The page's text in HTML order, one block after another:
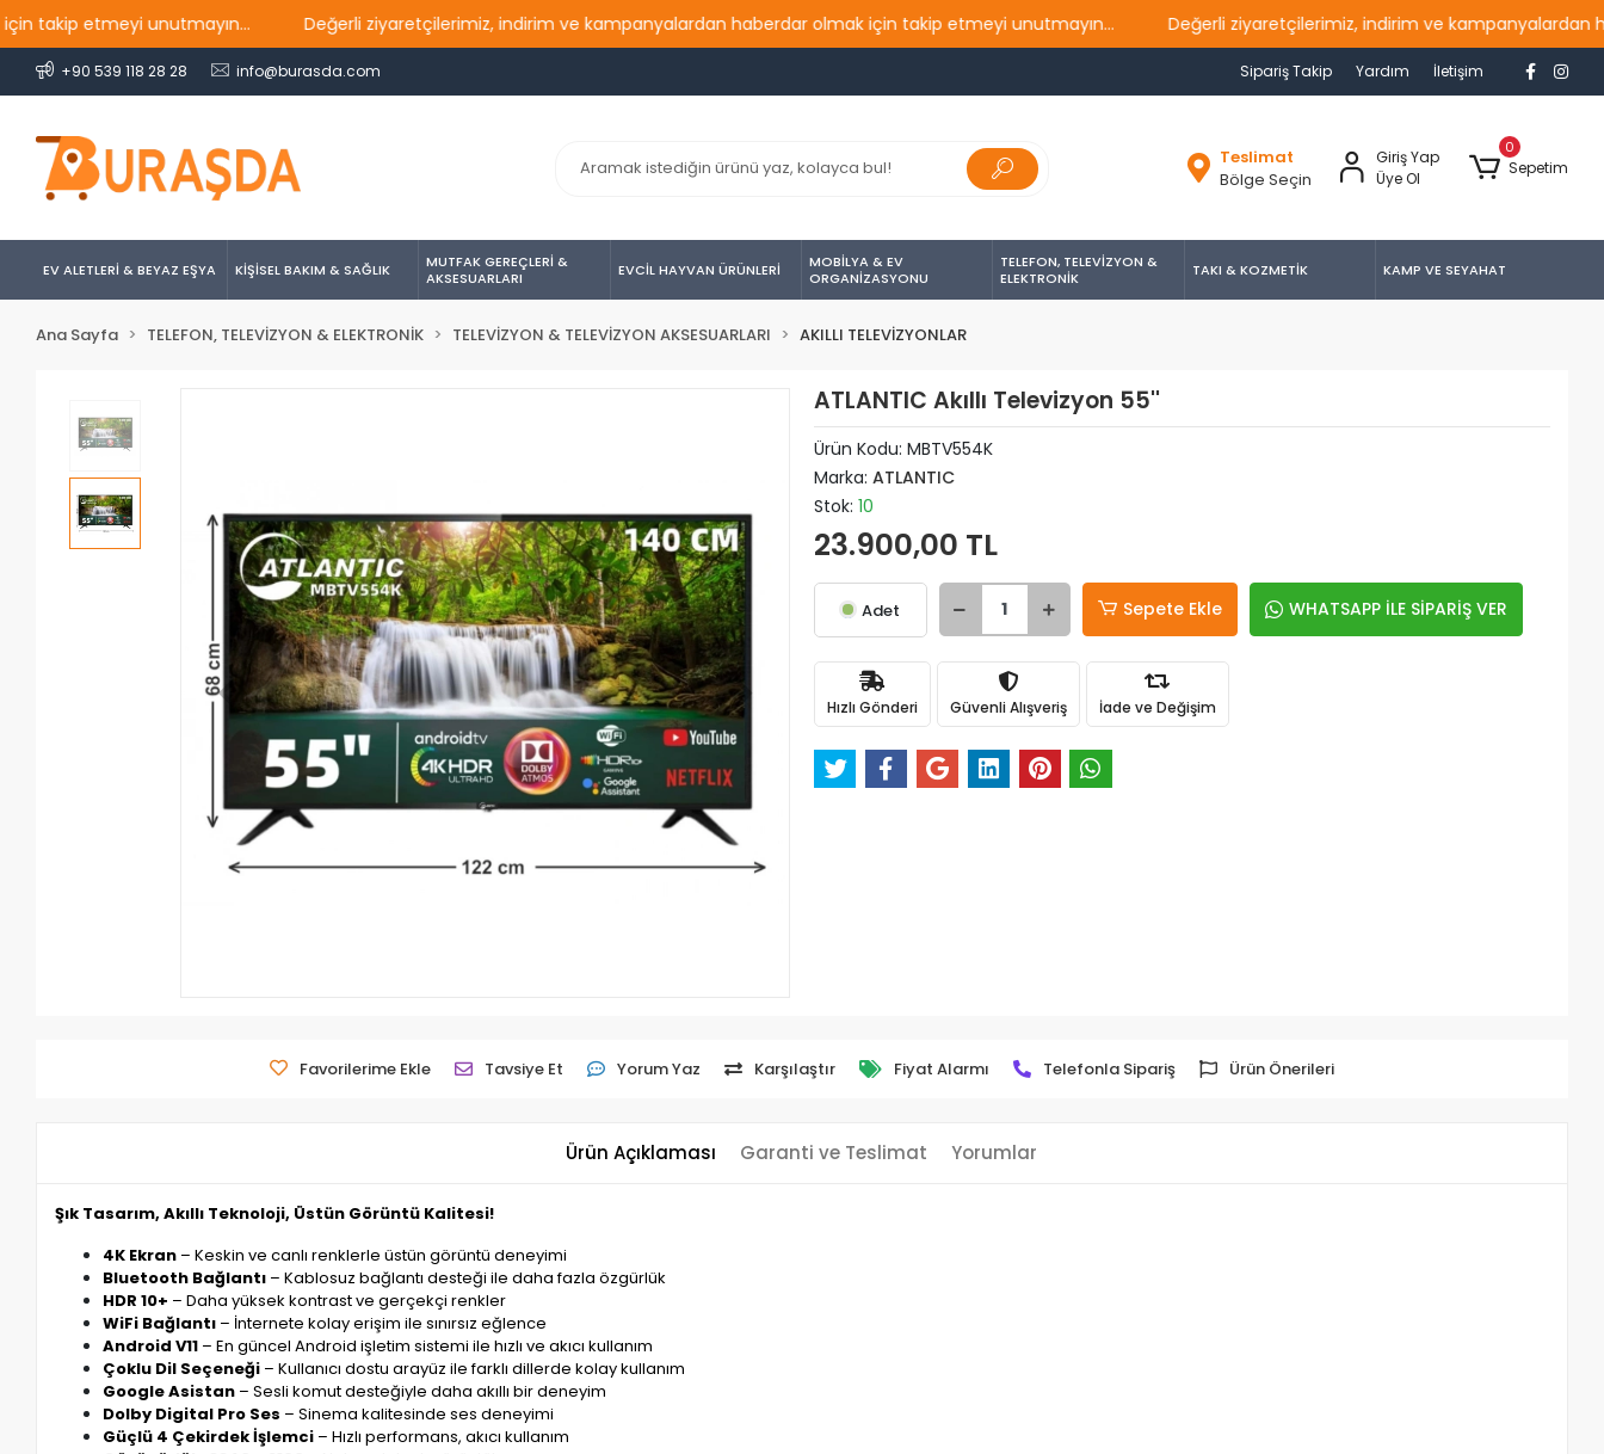
etmeyi unutmayın... Değerli ziyaretçilerimiz, indirim ve kampanyalardan haberdar olmak için takip etmeyi unutmayın... Değerli ziyaretçilerimiz, indirim ve kampanyalardan
+90 539 118 28 28 info@burasda.com Sipariş Takip Yardım İletişim
Teslimat
Bölge Seçin
Giriş Yap
Üye Ol
0
Sepetim
EV ALETLERİ & BEYAZ EŞYA KİŞİSEL BAKIM & SAĞLIK
MUTFAK GEREÇLERİ &
AKSESUARLARI
EVCİL HAYVAN ÜRÜNLERİ
MOBİLYA & EV
ORGANİZASYONU
TELEFON, TELEVİZYON &
ELEKTRONİK
TAKI & KOZMETİK KAMP VE SEYAHAT
Ana Sayfa TELEFON, TELEVİZYON & ELEKTRONİK TELEVİZYON & TELEVİZYON AKSESUARLARI AKILLI TELEVİZYONLAR
ATLANTIC Akıllı Televizyon 55''
Ürün Kodu: MBTV554K
Marka: ATLANTIC
Stok: 10
23.900,00 TL
Adet Sepete Ekle WHATSAPP İLE SİPARİŞ VER
Hızlı Gönderi Güvenli Alışveriş İade ve Değişim
Favorilerime Ekle Tavsiye Et Yorum Yaz Karşılaştır Fiyat Alarmı Telefonla Sipariş Ürün Önerileri
Ürün Açıklaması Garanti ve Teslimat Yorumlar
Şık Tasarım, Akıllı Teknoloji, Üstün Görüntü Kalitesi!
4K Ekran – Keskin ve canlı renklerle üstün görüntü deneyimi
Bluetooth Bağlantı – Kablosuz bağlantı desteği ile daha fazla özgürlük
HDR 10+ – Daha yüksek kontrast ve gerçekçi renkler
WiFi Bağlantı – İnternete kolay erişim ile sınırsız eğlence
Android V11 – En güncel Android işletim sistemi ile hızlı ve akıcı kullanım
Çoklu Dil Seçeneği – Kullanıcı dostu arayüz ile farklı dillerde kolay kullanım
Google Asistan – Sesli komut desteğiyle daha akıllı bir deneyim
Dolby Digital Pro Ses – Sinema kalitesinde ses deneyimi
Güçlü 4 Çekirdek İşlemci – Hızlı performans, akıcı kullanım